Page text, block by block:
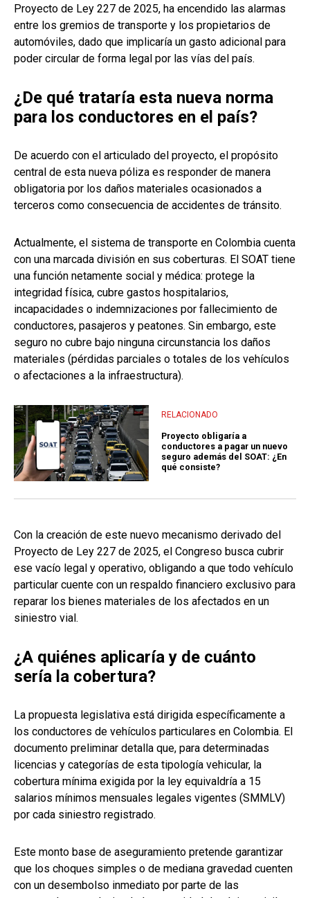
Proyecto de Ley 227 de 2025, ha encendido las alarmas
entre los gremios de transporte y los propietarios de
automóviles, dado que implicaría un gasto adicional para
poder circular de forma legal por las vías del país.
¿De qué trataría esta nueva norma
para los conductores en el país?
De acuerdo con el articulado del proyecto, el propósito
central de esta nueva póliza es responder de manera
obligatoria por los daños materiales ocasionados a
terceros como consecuencia de accidentes de tránsito.
Actualmente, el sistema de transporte en Colombia cuenta
con una marcada división en sus coberturas. El SOAT tiene
una función netamente social y médica: protege la
integridad física, cubre gastos hospitalarios,
incapacidades o indemnizaciones por fallecimiento de
conductores, pasajeros y peatones. Sin embargo, este
seguro no cubre bajo ninguna circunstancia los daños
materiales (pérdidas parciales o totales de los vehículos
o afectaciones a la infraestructura).
RELACIONADO
Proyecto obligaría a
conductores a pagar un nuevo
seguro además del SOAT: ¿En
qué consiste?
Con la creación de este nuevo mecanismo derivado del
Proyecto de Ley 227 de 2025, el Congreso busca cubrir
ese vacío legal y operativo, obligando a que todo vehículo
particular cuente con un respaldo financiero exclusivo para
reparar los bienes materiales de los afectados en un
siniestro vial.
¿A quiénes aplicaría y de cuánto
sería la cobertura?
La propuesta legislativa está dirigida específicamente a
los conductores de vehículos particulares en Colombia. El
documento preliminar detalla que, para determinadas
licencias y categorías de esta tipología vehicular, la
cobertura mínima exigida por la ley equivaldría a 15
salarios mínimos mensuales legales vigentes (SMMLV)
por cada siniestro registrado.
Este monto base de aseguramiento pretende garantizar
que los choques simples o de mediana gravedad cuenten
con un desembolso inmediato por parte de las